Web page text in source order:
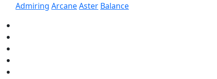
Admiring ArcaneAster Balance